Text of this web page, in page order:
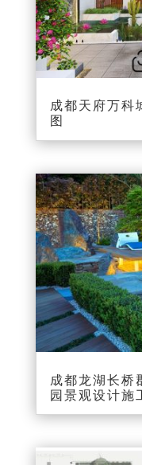
成都天府万科
图
成都龙湖长桥
园景观设计施